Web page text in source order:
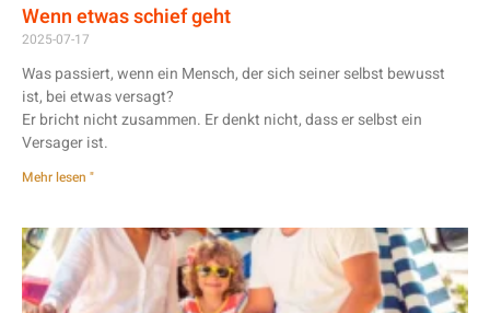
Wenn etwas schief geht
2025-07-17
Was passiert, wenn ein Mensch, der sich seiner selbst bewusst
ist, bei etwas versagt?
Er bricht nicht zusammen. Er denkt nicht, dass er selbst ein
Versager ist.
Mehr lesen "